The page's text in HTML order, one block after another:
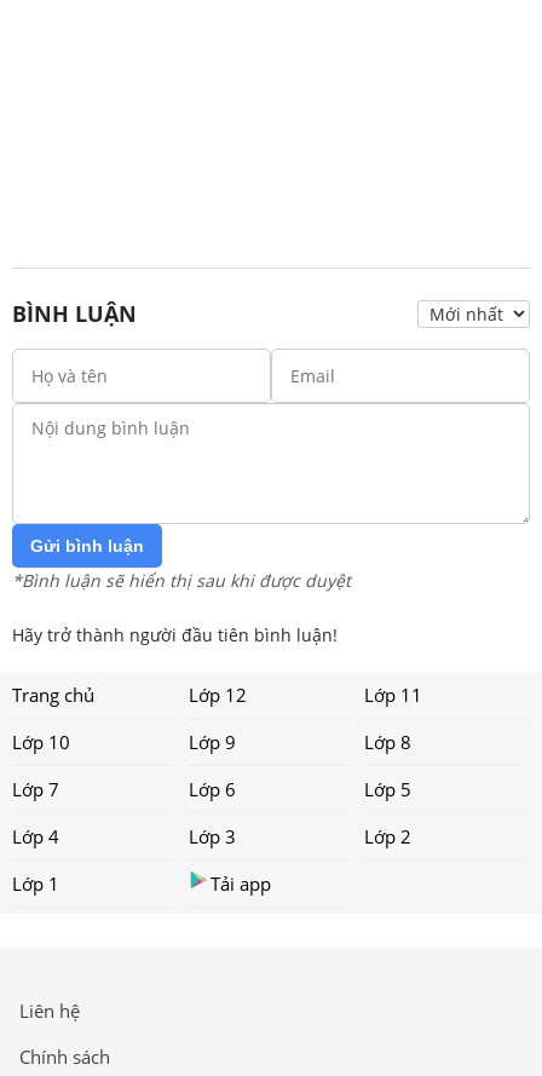
BÌNH LUẬN
Gửi bình luận
*Bình luận sẽ hiển thị sau khi được duyệt
Hãy trở thành người đầu tiên bình luận!
Trang chủ Lớp 12
Lớp 11
Lớp 10
Lớp 9
Lớp 8
Lớp 7
Lớp 6
Lớp 5
Lớp 4
Lớp 3
Lớp 2
Lớp 1
Tải app
Liên hệ
Chính sách